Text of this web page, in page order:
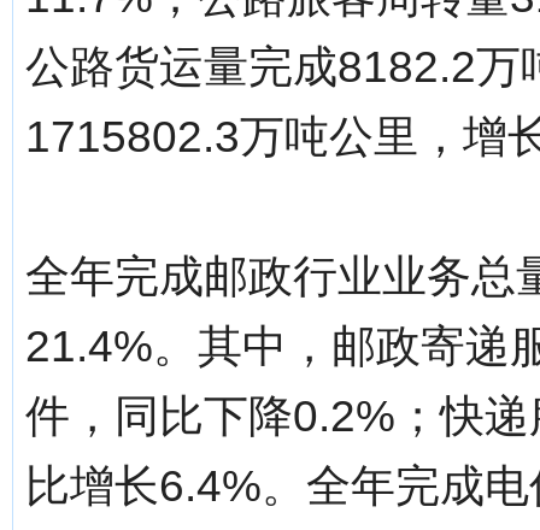
公路货运量完成8182.2
1715802.3万吨公里，增
全年完成邮政行业业务总
21.4%。其中，邮政寄递
件，同比下降0.2%；快
比增长6.4%。全年完成